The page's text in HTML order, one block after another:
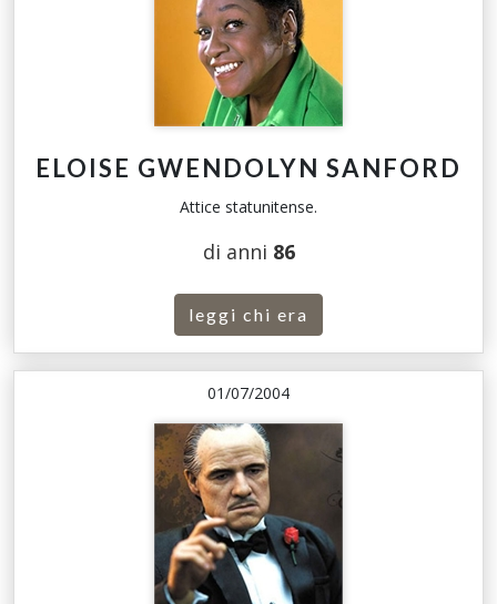
ELOISE GWENDOLYN SANFORD
Attice statunitense.
di anni 86
leggi chi era
01/07/2004